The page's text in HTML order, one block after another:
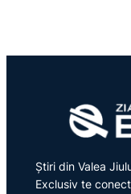
Știri din Valea
Exclusiv te